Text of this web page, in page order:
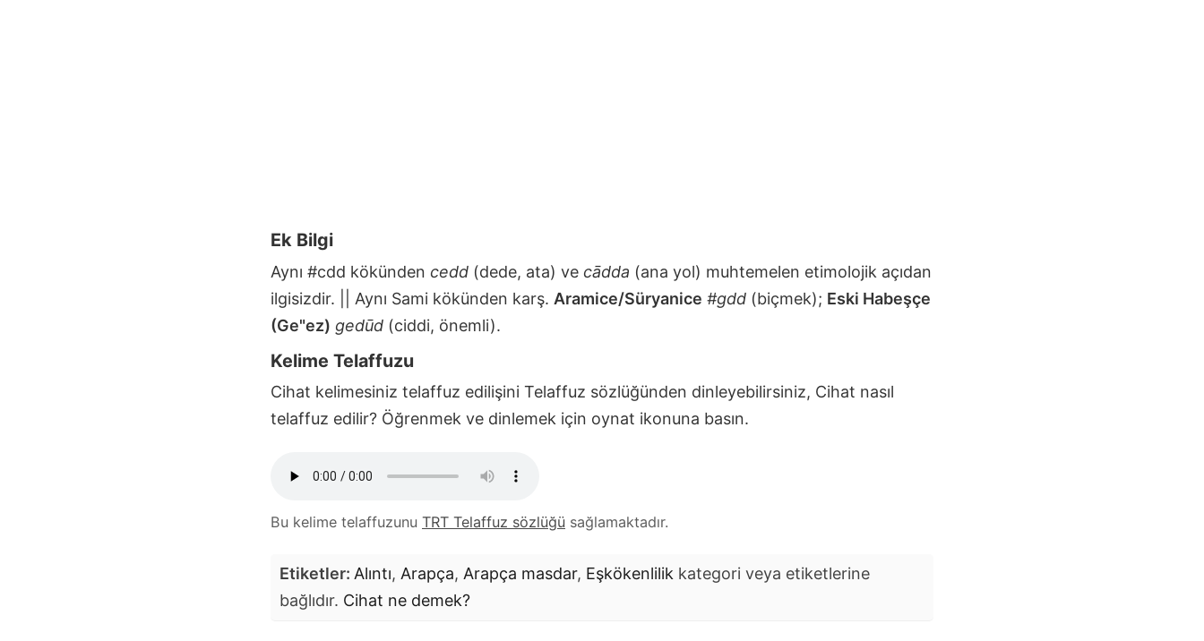
Ek Bilgi
Aynı #cdd kökünden cedd (dede, ata) ve cādda (ana yol) muhtemelen etimolojik açıdan
ilgisizdir. || Aynı Sami kökünden karş. Aramice/Süryanice #gdd (biçmek); Eski Habeşçe
(Ge"ez) gedūd (ciddi, önemli).
Kelime Telaffuzu
Cihat kelimesiniz telaffuz edilişini Telaffuz sözlüğünden dinleyebilirsiniz, Cihat nasıl
telaffuz edilir? Öğrenmek ve dinlemek için oynat ikonuna basın.
Bu kelime telaffuzunu TRT Telaffuz sözlüğü sağlamaktadır.
Etiketler: Alıntı, Arapça, Arapça masdar, Eşkökenlilik kategori veya etiketlerine
bağlıdır. Cihat ne demek?